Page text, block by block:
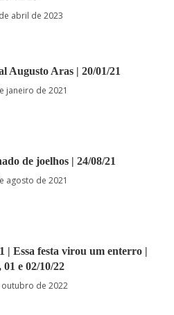
abril de 2023
Augusto Aras | 20/01/21
janeiro de 2021
de joelhos | 24/08/21
agosto de 2021
| Essa festa virou um enterro |
01 e 02/10/22
outubro de 2022